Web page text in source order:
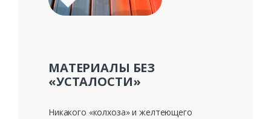
МАТЕРИАЛЫ БЕЗ
«УСТАЛОСТИ»
Никакого «колхоза» и желтеющего